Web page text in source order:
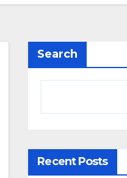
Search
Recent Posts